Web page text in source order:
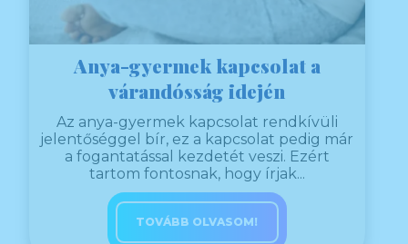
Anya-gyermek kapcsolat a
várandósság idején
Az anya-gyermek kapcsolat rendkívüli
jelentőséggel bír, ez a kapcsolat pedig már
a fogantatással kezdetét veszi. Ezért
tartom fontosnak, hogy írjak...
TOVÁBB OLVASOM!